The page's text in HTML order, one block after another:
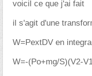
voicil ce que j'ai fait
il s'agit d'une
W=PextDV en
W=-(Po+mg/S)(V2-